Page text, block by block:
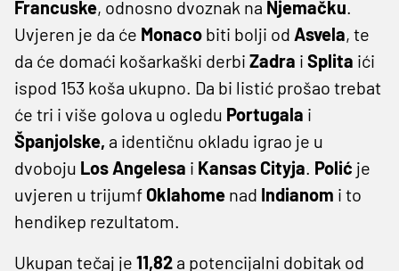
Francuske, odnosno dvoznak na Njemačku.
Uvjeren je da će Monaco biti bolji od Asvela, te
da će domaći košarkaški derbi Zadra i Splita ići
ispod 153 koša ukupno. Da bi listić prošao trebat
će tri i više golova u ogledu Portugala i
Španjolske, a identičnu okladu igrao je u
dvoboju Los Angelesa i Kansas Cityja. Polić je
uvjeren u trijumf Oklahome nad Indianom i to
hendikep rezultatom.
Ukupan tečaj je 11,82 a potencijalni dobitak od